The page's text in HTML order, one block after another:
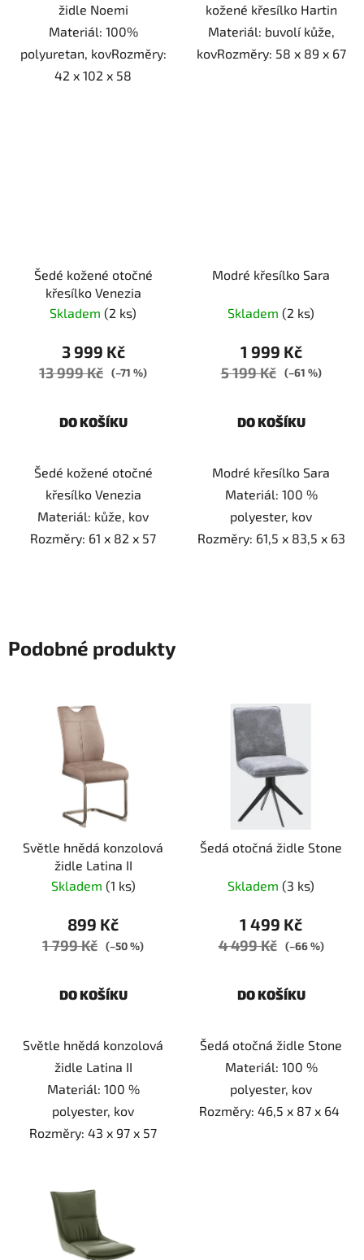
židle Noemi
Materiál: 100%
polyuretan, kovRozměry:
42 x 102 x 58
kožené křesílko Hartin
Materiál: buvolí kůže,
kovRozměry: 58 x 89 x 67
Šedé kožené otočné
křesílko Venezia
Skladem (2 ks)
3 999 Kč
13 999 Kč (–71 %)
DO KOŠÍKU
Šedé kožené otočné
křesílko Venezia
Materiál: kůže, kov
Rozměry: 61 x 82 x 57
Modré křesílko Sara
Skladem (2 ks)
1 999 Kč
5 199 Kč (–61 %)
DO KOŠÍKU
Modré křesílko Sara
Materiál: 100 %
polyester, kov
Rozměry: 61,5 x 83,5 x 63
Podobné produkty
Světle hnědá konzolová
židle Latina II
Skladem (1 ks)
899 Kč
1 799 Kč (–50 %)
DO KOŠÍKU
Světle hnědá konzolová
židle Latina II
Materiál: 100 %
polyester, kov
Rozměry: 43 x 97 x 57
Šedá otočná židle Stone
Skladem (3 ks)
1 499 Kč
4 499 Kč (–66 %)
DO KOŠÍKU
Šedá otočná židle Stone
Materiál: 100 %
polyester, kov
Rozměry: 46,5 x 87 x 64